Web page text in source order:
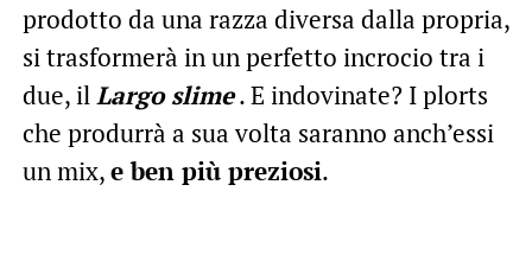
prodotto da una razza diversa dalla propria,
si trasformerà in un perfetto incrocio tra i
due, il Largo slime. E indovinate? I plorts
che produrrà a sua volta saranno anch’essi
un mix,e ben più preziosi.